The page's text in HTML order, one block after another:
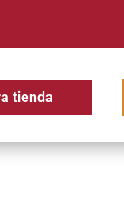
tienda